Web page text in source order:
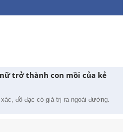
trở thành con mồi của kẻ
đồ đạc có giá trị ra ngoài đường.